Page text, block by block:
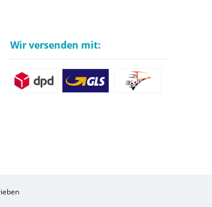
Wir versenden mit: